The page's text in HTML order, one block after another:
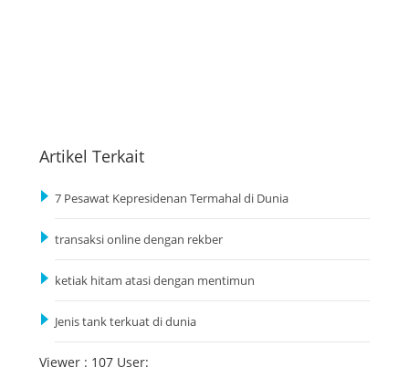
Artikel Terkait
7 Pesawat Kepresidenan Termahal di Dunia
transaksi online dengan rekber
ketiak hitam atasi dengan mentimun
Jenis tank terkuat di dunia
Viewer : 107 User: